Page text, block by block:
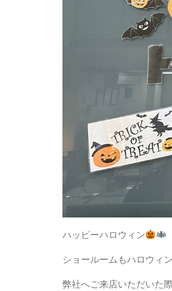
ハッピーハロウィン
ショールームもハロウィ
弊社へご来店いただいた